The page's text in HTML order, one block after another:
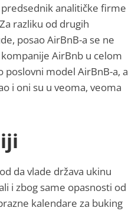
predsednik analitičke firme
razliku od drugih
posao AirBnB-a se ne
AirBnb u celom
model AirBnB-a, a
i oni su u veoma, veoma
da vlade država ukinu
i zbog same opasnosti od
kalendare za buking